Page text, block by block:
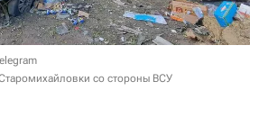
со стороны ВСУ